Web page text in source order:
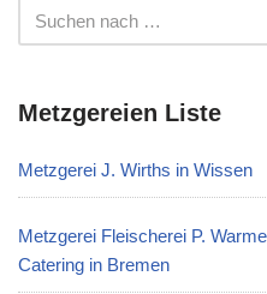
Metzgereien Liste
Metzgerei J. Wirths in Wissen
Metzgerei Fleischerei P.
Catering in Bremen